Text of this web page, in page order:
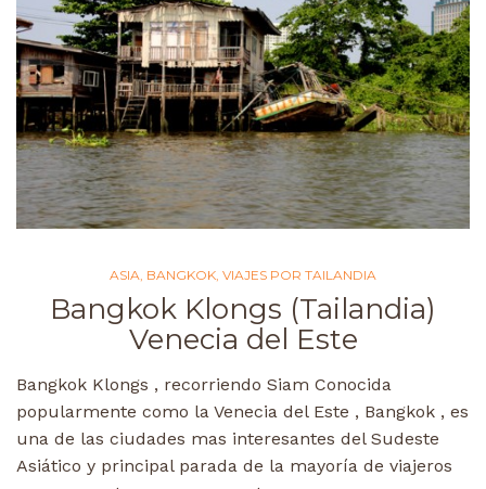
ASIA, BANGKOK, VIAJES POR TAILANDIA
Bangkok Klongs (Tailandia)
Venecia del Este
Bangkok Klongs , recorriendo Siam Conocida
popularmente como la Venecia del Este , Bangkok , es
una de las ciudades mas interesantes del Sudeste
Asiático y principal parada de la mayoría de viajeros